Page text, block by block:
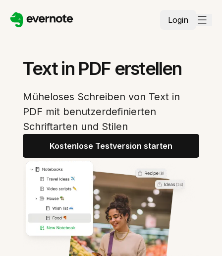
Login
Text in PDF erstellen
Müheloses Schreiben von Text in
PDF mit benutzerdefinierten
Schriftarten und Stilen
Kostenlose Testversion starten